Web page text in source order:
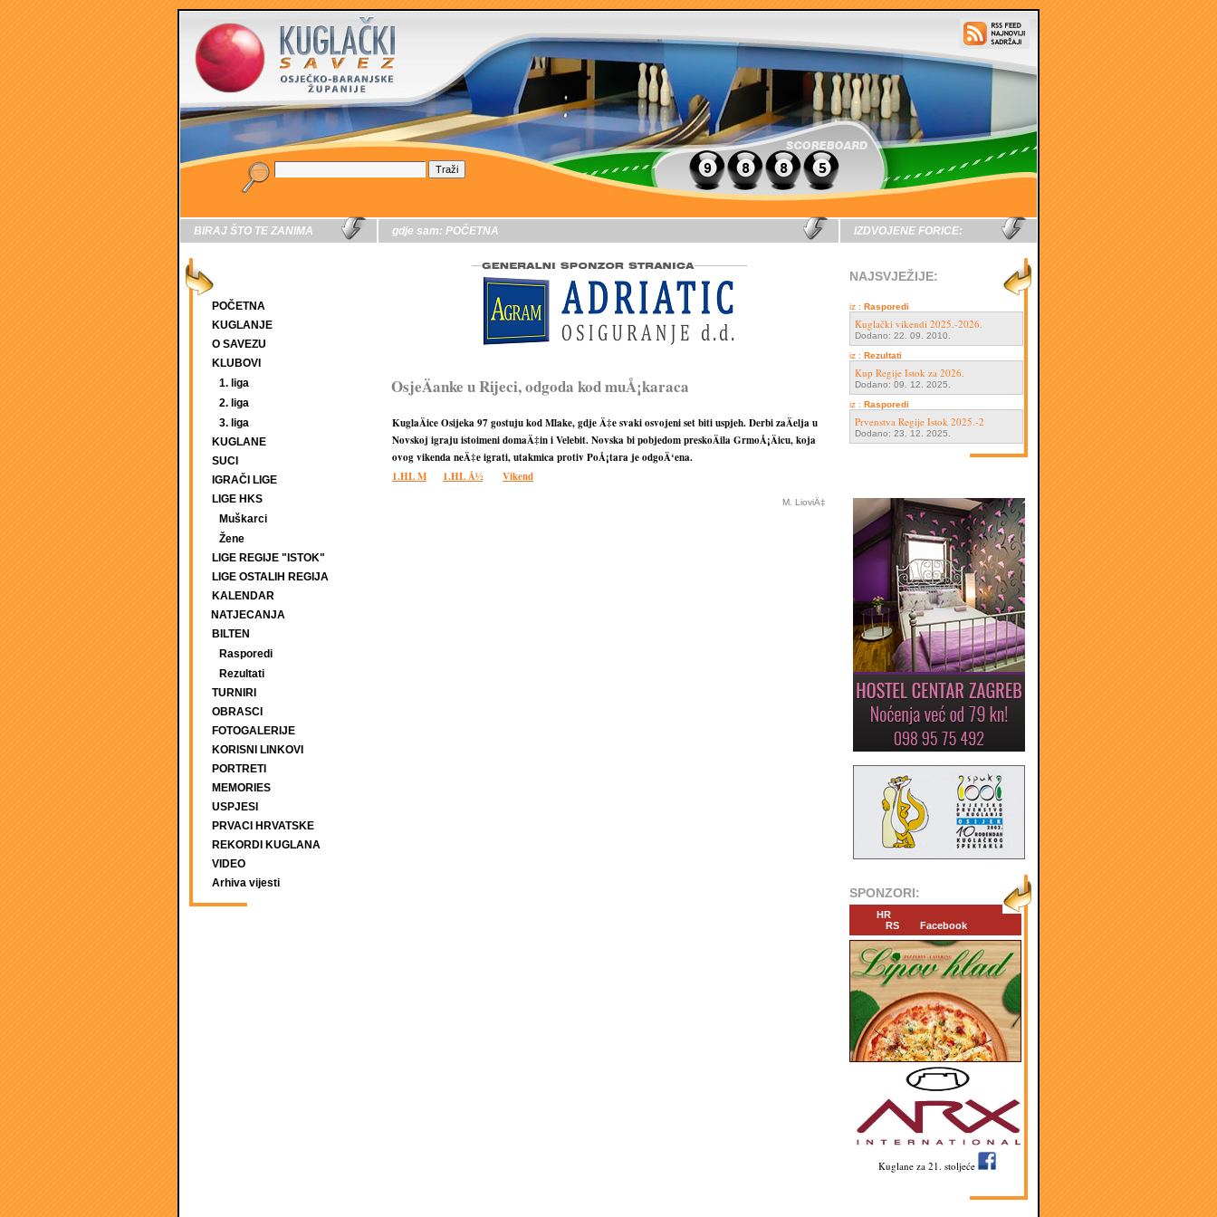
BIRAJ ŠTO TE ZANIMA
POČETNA
KUGLANJE
O SAVEZU
KLUBOVI
1. liga
2. liga
3. liga
KUGLANE
SUCI
IGRAČI LIGE
LIGE HKS
Muškarci
Žene
LIGE REGIJE "ISTOK"
LIGE OSTALIH REGIJA
KALENDAR
NATJECANJA
BILTEN
Rasporedi
Rezultati
TURNIRI
OBRASCI
FOTOGALERIJE
KORISNI LINKOVI
PORTRETI
MEMORIES
USPJESI
PRVACI HRVATSKE
REKORDI KUGLANA
VIDEO
Arhiva vijesti
gdje sam: POČETNA
OsjeÄanke u Rijeci, odgoda kod muÅ¡karaca
KuglaÄice Osijeka 97 gostuju kod Mlake, gdje Ä‡e svaki osvojeni set biti uspjeh. Derbi zaÄelja u
Novskoj igraju istoimeni domaÄ‡in i Velebit. Novska bi pobjedom preskoÄila GrmoÅ¡Äicu, koja
ovog vikenda neÄ‡e igrati, utakmica protiv PoÅ¡tara je odgoÄ‘ena.
1.HL M
1.HL Å½ Vikend
M. LioviÄ‡
IZDVOJENE FORICE:
NAJSVJEŽIJE:
iz : Rasporedi
Kuglački vikendi 2025.-2026.
Dodano: 22. 09. 2010.
iz : Rezultati
Kup Regije Istok za 2026.
Dodano: 09. 12. 2025.
iz : Rasporedi
Prvenstva Regije Istok 2025.-2
Dodano: 23. 12. 2025.
SPONZORI:
HR
RS
Facebook
Kuglane za 21. stoljeće